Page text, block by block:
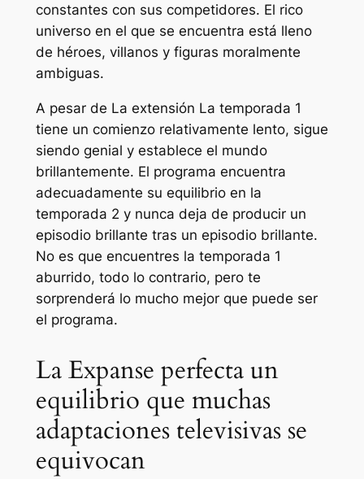
constantes con sus competidores. El rico
universo en el que se encuentra está lleno
de héroes, villanos y figuras moralmente
ambiguas.
A pesar de La extensión La temporada 1
tiene un comienzo relativamente lento, sigue
siendo genial y establece el mundo
brillantemente. El programa encuentra
adecuadamente su equilibrio en la
temporada 2 y nunca deja de producir un
episodio brillante tras un episodio brillante.
No es que encuentres la temporada 1
aburrido, todo lo contrario, pero te
sorprenderá lo mucho mejor que puede ser
el programa.
La Expanse perfecta un
equilibrio que muchas
adaptaciones televisivas se
equivocan